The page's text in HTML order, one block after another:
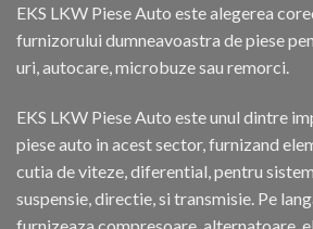
EKS LKW Piese Auto este alegerea
furnizorului dumneavoastra de piese
uri, autocare, microbuze sau remorci.
EKS LKW Piese Auto este unul dintre
piese auto in acest sector, furnizand
cutia de viteze, diferential, pentru
suspensie, directie, si transmisie. Pe
furnizeaza compresoare, alternatoare,